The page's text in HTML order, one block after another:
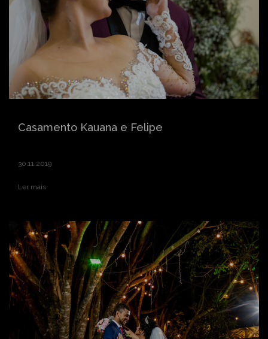
Casamento Kauana e Felipe
30.11.2019
Ler mais